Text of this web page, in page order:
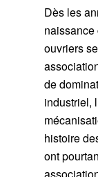
Dès les
naissance
ouvriers
de
industriel,
histoire
ont